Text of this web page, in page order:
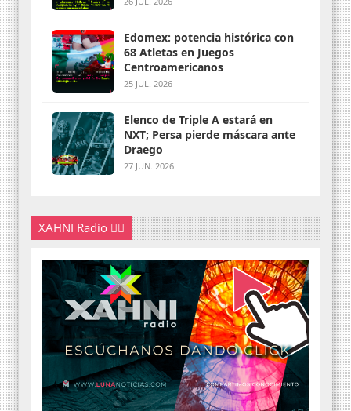
Edomex: potencia histórica con
68 Atletas en Juegos
Centroamericanos
25 JUL. 2026
Elenco de Triple A estará en
NXT; Persa pierde máscara ante
Draego
27 JUN. 2026
XAHNI Radio 👇🏽